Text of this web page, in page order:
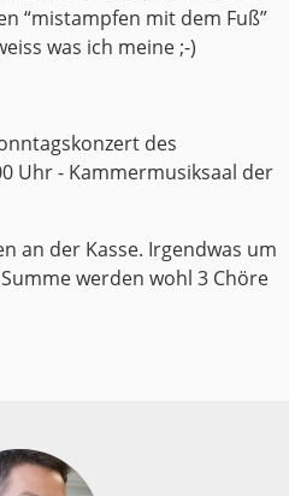
“mistampfen mit dem Fuß”
was ich meine ;-)
des
Uhr - Kammermusiksaal der
an der Kasse. Irgendwas um
werden wohl 3 Chöre